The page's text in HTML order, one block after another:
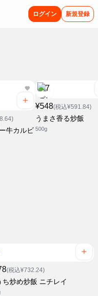
ログイン 新規登録
牛カルビ
¥548(税込¥591.84)
うまさ香る炒飯
500g
(税込¥732.24)
ち炒め炒飯 ニチレイ